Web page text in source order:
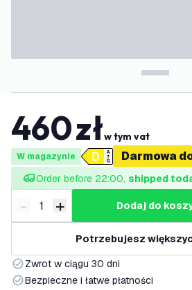
460złw tym vat
W magazynie Darmowa
Order before 22:00, shipped
Zmniejsz ilość
- Zwiększ ilość
+ dodaj do
Potrzebujesz
Zwrot w ciągu 30 dni
Bezpieczne i łatwe płatności